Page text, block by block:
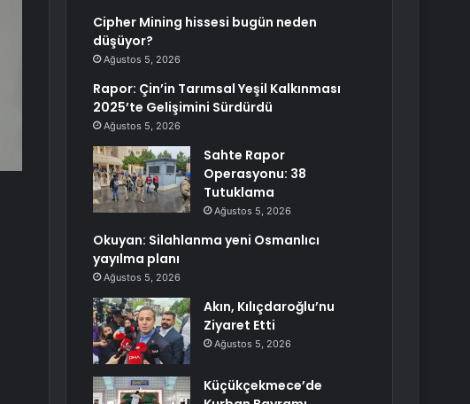
Cipher Mining hissesi bugün neden
düşüyor?
Ağustos 5, 2026
Rapor: Çin’in Tarımsal Yeşil Kalkınması
2025’te Gelişimini Sürdürdü
Ağustos 5, 2026
Sahte Rapor
Operasyonu: 38
Tutuklama
Ağustos 5, 2026
Okuyan: Silahlanma yeni Osmanlıcı
yayılma planı
Ağustos 5, 2026
Akın, Kılıçdaroğlu’nu
Ziyaret Etti
Ağustos 5, 2026
Küçükçekmece’de